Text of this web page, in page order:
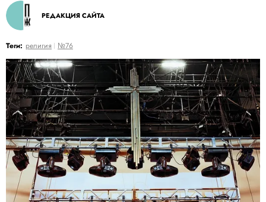
РЕДАКЦИЯ САЙТА
Теги: религия №76